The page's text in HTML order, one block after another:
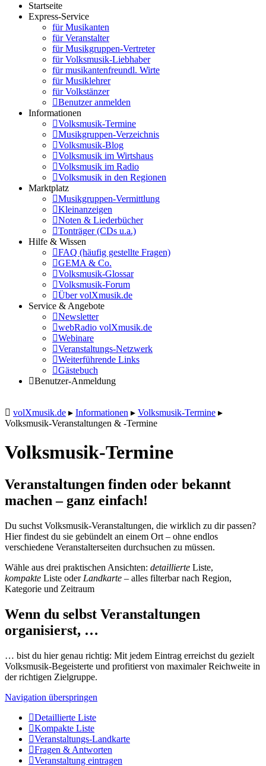
Startseite
Express-Service
für Musikanten
für Veranstalter
für Musikgruppen-Vertreter
für Volksmusik-Liebhaber
für musikantenfreundl. Wirte
für Musiklehrer
für Volkstänzer
Benutzer anmelden
Informationen
Volksmusik-Termine
Musikgruppen-Verzeichnis
Volksmusik-Blog
Volksmusik im Wirtshaus
Volksmusik im Radio
Volksmusik in den Regionen
Marktplatz
Musikgruppen-Vermittlung
Kleinanzeigen
Noten & Liederbücher
Tonträger (CDs u.a.)
Hilfe & Wissen
FAQ (häufig gestellte Fragen)
GEMA & Co.
Volksmusik-Glossar
Volksmusik-Forum
Über volXmusik.de
Service & Angebote
Newsletter
webRadio volXmusik.de
Webinare
Veranstaltungs-Netzwerk
Weiterführende Links
Gästebuch
Benutzer-Anmeldung
volXmusik.de ▸ Informationen ▸ Volksmusik-Termine ▸
Volksmusik-Veranstaltungen & -Termine
Volksmusik-Termine
Veranstaltungen finden oder bekannt
machen – ganz einfach!
Du suchst Volksmusik-Veranstaltungen, die wirklich zu dir passen?
Hier findest du sie gebündelt an einem Ort – ohne endlos
verschiedene Veranstalterseiten durchsuchen zu müssen.
Wähle aus drei praktischen Ansichten: detaillierte Liste,
kompakte Liste oder Landkarte – alles filterbar nach Region,
Kategorie und Zeitraum
Wenn du selbst Veranstaltungen
organisierst, …
… bist du hier genau richtig: Mit jedem Eintrag erreichst du gezielt
Volksmusik-Begeisterte und profitierst von maximaler Reichweite in
der richtigen Zielgruppe.
Navigation überspringen
Detaillierte Liste
Kompakte Liste
Veranstaltungs-Landkarte
Fragen & Antworten
Veranstaltung eintragen